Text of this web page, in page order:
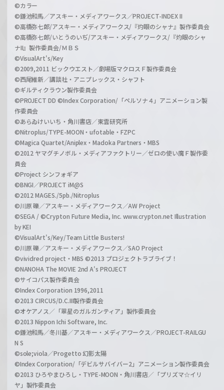
©カラー
©鎌池和馬／アスキー・メディアワークス／PROJECT-INDEX II
©高橋弥七郎/アスキー・メディアワークス/『灼眼のシャナ』製作委員会
©高橋弥七郎/いとうのいぢ/アスキー・メディアワークス/『灼眼のシャ
ナII』製作委員会/ＭＢＳ
©VisualArt's/Key
©2009,2011 ビックウエスト／劇場版マクロスＦ製作委員会
©西尾維新／講談社・アニプレックス・シャフト
©ギルティクラウン製作委員会
©PROJECT DD ©Index Corporation/「ペルソナ４」アニメーション製
作委員会
©あらゐけいいち・角川書店／東雲研究所
©Nitroplus/TYPE-MOON・ufotable・FZPC
©Magica Quartet/Aniplex・Madoka Partners・MBS
©2012 ヤマグチノボル・メディアファクトリー／ゼロの使い魔Ｆ製作委
員会
©Project シンフォギア
©BNGI／PROJECT iM@S
©2012 MAGES./5pb./Nitroplus
©川原 礫／アスキー・メディアワークス／AW Project
©SEGA / ©Crypton Future Media, Inc. www.crypton.net Illustration
by KEI
©VisualArt's/Key/Team Little Busters!
©川原 礫／アスキー・メディアワークス／SAO Project
©vividred project・MBS ©2013 プロジェクトラブライブ！
©NANOHA The MOVIE 2nd A's PROJECT
©サイコパス製作委員会
©Index Corporation 1996,2011
©2013 CIRCUS/D.C.III製作委員会
©オケアノス／「翠星のガルガンティア」製作委員会
©2013 Nippon Ichi Software, Inc.
©鎌池和馬／冬川基／アスキー・メディアワークス／PROJECT-RAILGU
N S
©sole;viola／Progetto 幻影太陽
©Index Corporation/「デビルサバイバー2」アニメーション製作委員会
©2013 ひろやまひろし・TYPE-MOON・角川書店／「プリズマ☆イリ
ヤ」製作委員会